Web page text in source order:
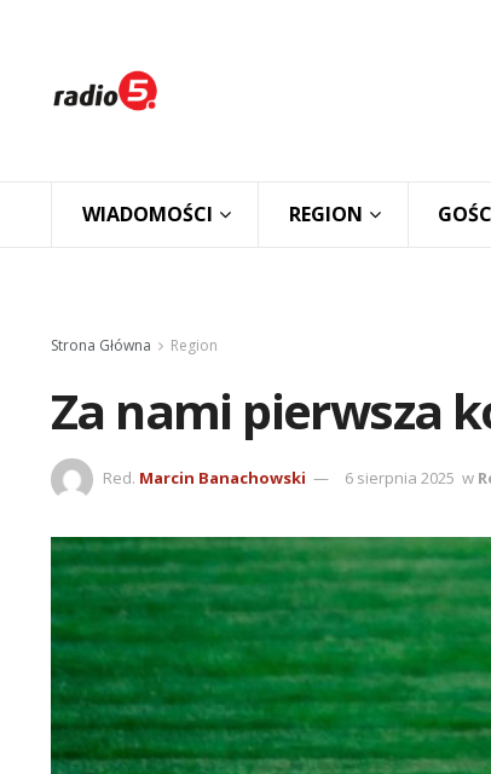
WIADOMOŚCI REGION
Strona Główna Region
Za nami pierwsza
Red. Marcin Banachowski 6 sierpnia 2025 w